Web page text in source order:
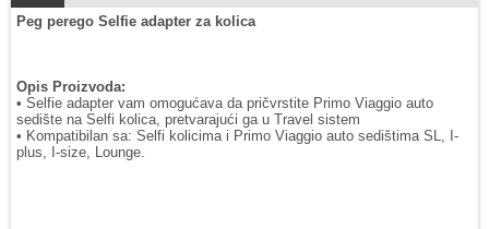
Peg perego Selfie adapter za kolica
Opis Proizvoda:
• Selfie adapter vam omogućava da pričvrstite Primo Viaggio auto
sedište na Selfi kolica, pretvarajući ga u Travel sistem
• Kompatibilan sa: Selfi kolicima i Primo Viaggio auto sedištima SL, I-
plus, I-size, Lounge.